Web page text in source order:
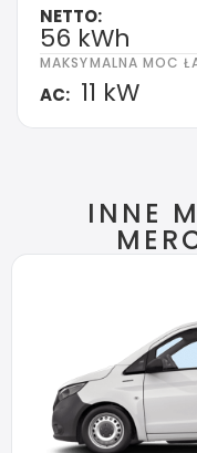
NETTO:
56 kWh
MAKSYMALNA MOC
AC: 11 kW
INNE